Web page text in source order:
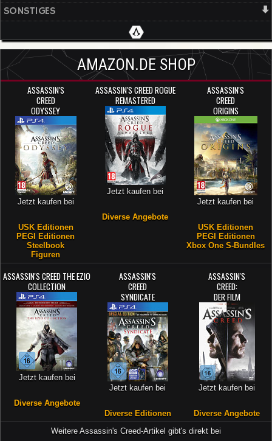
SONSTIGES
AMAZON.DE SHOP
ASSASSIN'S
CREED
ODYSSEY
Jetzt kaufen bei
USK Editionen
PEGI Editionen
Steelbook
Figuren
ASSASSIN'S CREED ROGUE
REMASTERED
Jetzt kaufen bei
Diverse Angebote
ASSASSIN'S
CREED
ORIGINS
Jetzt kaufen bei
USK Editionen
PEGI Editionen
Xbox One S-Bundles
ASSASSIN'S CREED THE EZIO
COLLECTION
Jetzt kaufen bei
Diverse Angebote
ASSASSIN'S
CREED
SYNDICATE
Jetzt kaufen bei
Diverse Editionen
ASSASSIN'S
CREED:
DER FILM
Jetzt kaufen bei
Diverse Angebote
Weitere Assassin's Creed-Artikel gibt's direkt bei